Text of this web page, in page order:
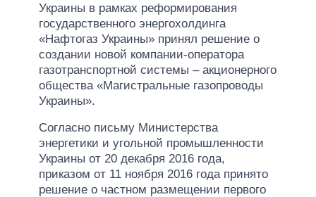
Украины в рамках реформирования
государственного энергохолдинга
«Нафтогаз Украины» принял решение о
создании новой компании-оператора
газотранспортной системы – акционерного
общества «Магистральные газопроводы
Украины».
Согласно письму Министерства
энергетики и угольной промышленности
Украины от 20 декабря 2016 года,
приказом от 11 ноября 2016 года принято
решение о частном размещении первого